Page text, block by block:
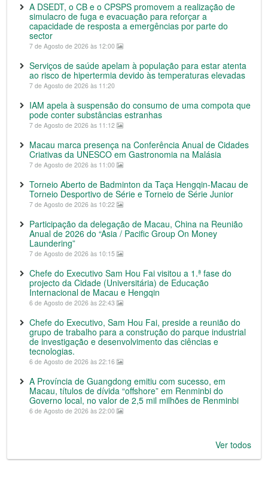
A DSEDT, o CB e o CPSPS promovem a realização de
simulacro de fuga e evacuação para reforçar a
capacidade de resposta a emergências por parte do
sector
7 de Agosto de 2026 às 12:00
Serviços de saúde apelam à população para estar atenta
ao risco de hipertermia devido às temperaturas elevadas
7 de Agosto de 2026 às 11:20
IAM apela à suspensão do consumo de uma compota que
pode conter substâncias estranhas
7 de Agosto de 2026 às 11:12
Macau marca presença na Conferência Anual de Cidades
Criativas da UNESCO em Gastronomia na Malásia
7 de Agosto de 2026 às 11:00
Torneio Aberto de Badminton da Taça Hengqin-Macau de
Torneio Desportivo de Série e Torneio de Série Junior
7 de Agosto de 2026 às 10:22
Participação da delegação de Macau, China na Reunião
Anual de 2026 do “Asia / Pacific Group On Money
Laundering”
7 de Agosto de 2026 às 10:15
Chefe do Executivo Sam Hou Fai visitou a 1.ª fase do
projecto da Cidade (Universitária) de Educação
Internacional de Macau e Hengqin
6 de Agosto de 2026 às 22:43
Chefe do Executivo, Sam Hou Fai, preside a reunião do
grupo de trabalho para a construção do parque industrial
de investigação e desenvolvimento das ciências e
tecnologias.
6 de Agosto de 2026 às 22:16
A Província de Guangdong emitiu com sucesso, em
Macau, títulos de dívida “offshore” em Renminbi do
Governo local, no valor de 2,5 mil milhões de Renminbi
6 de Agosto de 2026 às 22:00
Ver todos